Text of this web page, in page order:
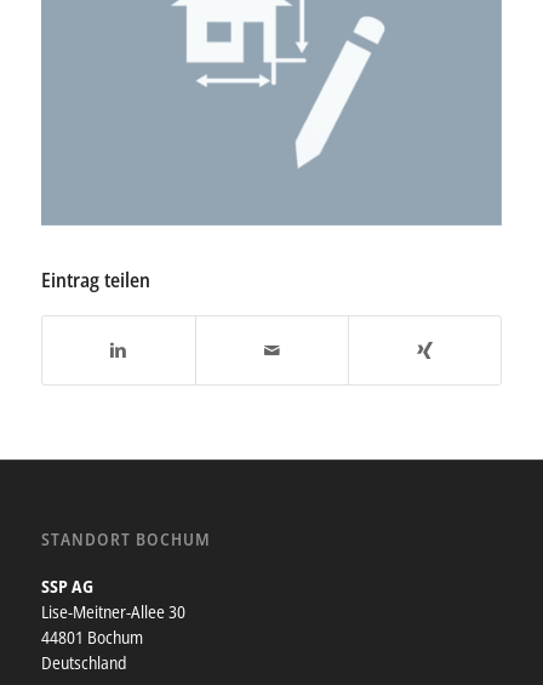
Eintrag teilen
STANDORT BOCHUM
SSP AG
Lise-Meitner-Allee 30
44801 Bochum
Deutschland